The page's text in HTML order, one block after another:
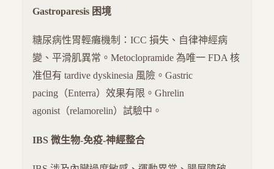
Gastroparesis 困境
糖尿病性胃輕癱機制：ICC 損失、自律神經病
變、平滑肌異常。Metoclopramide 為唯一 FDA 核
准但有 tardive dyskinesia 風險。Gastric
pacing（Enterra）效果有限。Ghrelin
agonist（relamorelin）試驗中。
IBS 微生物-免疫-神經整合